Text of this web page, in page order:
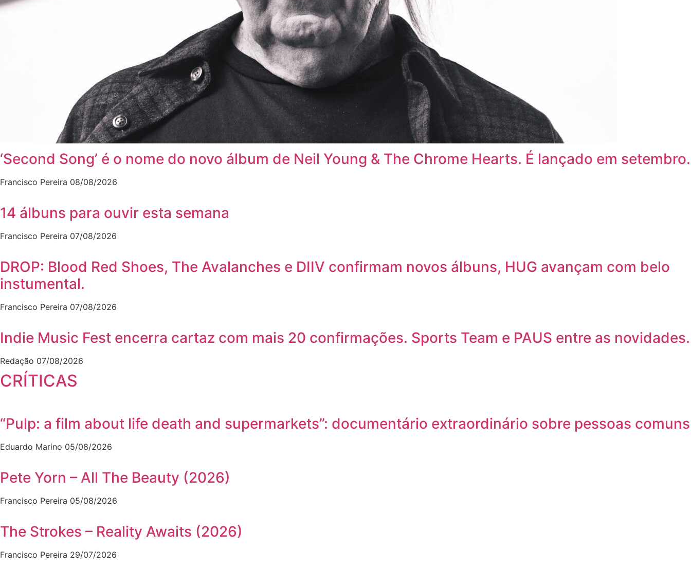
‘Second Song’ é o nome do novo álbum de Neil Young & The Chrome Hearts. É lançado em setembro.
Francisco Pereira 08/08/2026
14 álbuns para ouvir esta semana
Francisco Pereira 07/08/2026
DROP: Blood Red Shoes, The Avalanches e DIIV confirmam novos álbuns, HUG avançam com belo
instumental.
Francisco Pereira 07/08/2026
Indie Music Fest encerra cartaz com mais 20 confirmações. Sports Team e PAUS entre as novidades.
Redação 07/08/2026
CRÍTICAS
“Pulp: a film about life death and supermarkets”: documentário extraordinário sobre pessoas comuns
Eduardo Marino 05/08/2026
Pete Yorn – All The Beauty (2026)
Francisco Pereira 05/08/2026
The Strokes – Reality Awaits (2026)
Francisco Pereira 29/07/2026